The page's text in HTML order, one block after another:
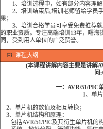
1、培训过程中，如有部分内容理解
2、培训结束后,培训老师留给学员手
果；
3、培训合格学员可享受免费推荐就
的职业资质。专注高端培训13年，曙
同，受到用人单位的广泛赞誉。
课程大纲
(本课程讲解内容主要是讲解
问:
一： AVR/51/PIC
1、单
2、单片机的数值及相互转换；
3、单片机结构和原理：
包括AVR/51/PIC及其衍生单片机的